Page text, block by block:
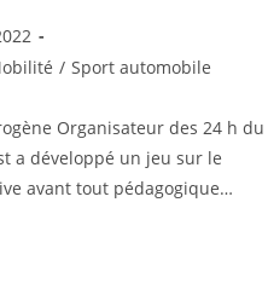
/ Sport automobile
Organisateur des 24 h du
a développé un jeu sur le
avant tout pédagogique…